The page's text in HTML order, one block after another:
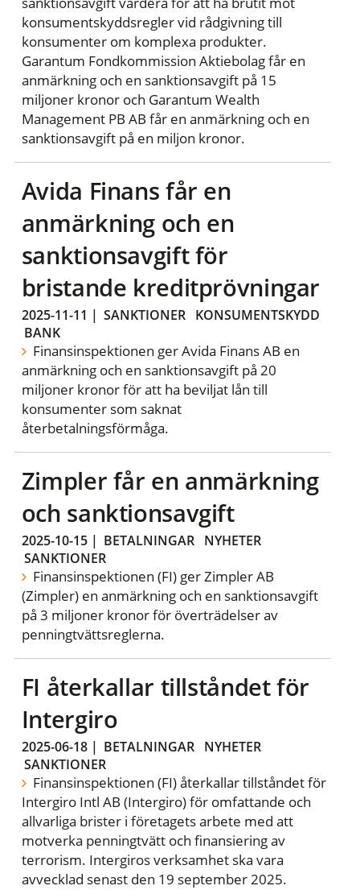
konsumentskyddsregler vid rådgivning till
konsumenter om komplexa produkter.
Garantum Fondkommission Aktiebolag får en
anmärkning och en sanktionsavgift på 15
miljoner kronor och Garantum Wealth
Management PB AB får en anmärkning och en
sanktionsavgift på en miljon kronor.
Avida Finans får en
anmärkning och en
sanktionsavgift för
bristande kreditprövningar
2025-11-11 | SANKTIONER
KONSUMENTSKYDD
BANK
Finansinspektionen ger Avida Finans AB en
anmärkning och en sanktionsavgift på 20
miljoner kronor för att ha beviljat lån till
konsumenter som saknat
återbetalningsförmåga.
Zimpler får en anmärkning
och sanktionsavgift
2025-10-15| BETALNINGAR
NYHETER
SANKTIONER
Finansinspektionen (FI) ger Zimpler AB
(Zimpler) en anmärkning och en sanktionsavgift
på 3 miljoner kronor för överträdelser av
penningtvättsreglerna.
FI återkallar tillståndet för
Intergiro
2025-06-18| BETALNINGAR
NYHETER
SANKTIONER
Finansinspektionen (FI) återkallar tillståndet för
Intergiro Intl AB (Intergiro) för omfattande och
allvarliga brister i företagets arbete med att
motverka penningtvätt och finansiering av
terrorism. Intergiros verksamhet ska vara
avvecklad senast den 19 september 2025.